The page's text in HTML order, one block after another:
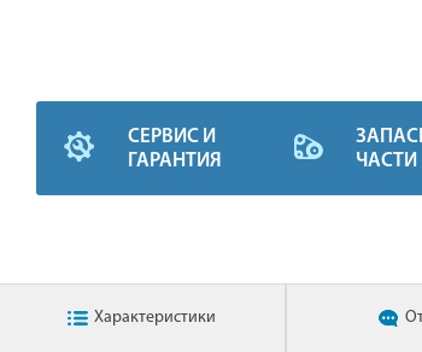
СЕРВИС И
ГАРАНТИЯ
ЧАСТИ
Характеристики